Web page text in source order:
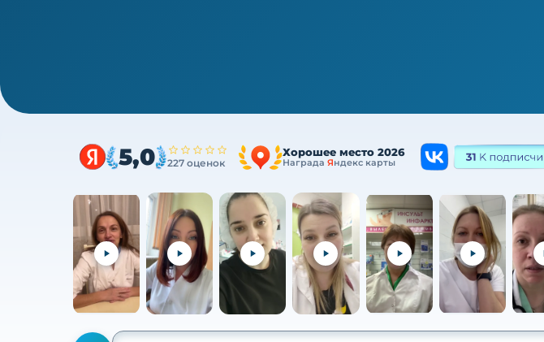
5,0 227 оценок
Хорошее место 2026
НаградаЯндекс карты